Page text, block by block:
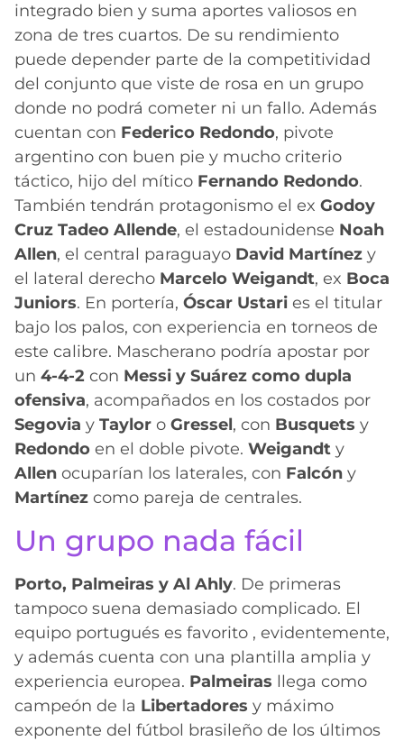
integrado bien y suma aportes valiosos en
zona de tres cuartos. De su rendimiento
puede depender parte de la competitividad
del conjunto que viste de rosa en un grupo
donde no podrá cometer ni un fallo. Además
cuentan con Federico Redondo, pivote
argentino con buen pie y mucho criterio
táctico, hijo del mítico Fernando Redondo.
También tendrán protagonismo el ex Godoy
Cruz Tadeo Allende, el estadounidense Noah
Allen, el central paraguayo David Martínez y
el lateral derecho Marcelo Weigandt, ex Boca
Juniors. En portería, Óscar Ustari es el titular
bajo los palos, con experiencia en torneos de
este calibre. Mascherano podría apostar por
un 4-4-2 con Messi y Suárez como dupla
ofensiva, acompañados en los costados por
Segovia y Taylor o Gressel, con Busquets y
Redondo en el doble pivote. Weigandt y
Allen ocuparían los laterales, con Falcón y
Martínez como pareja de centrales.
Un grupo nada fácil
Porto, Palmeiras y Al Ahly. De primeras
tampoco suena demasiado complicado. El
equipo portugués es favorito , evidentemente,
y además cuenta con una plantilla amplia y
experiencia europea. Palmeiras llega como
campeón de la Libertadores y máximo
exponente del fútbol brasileño de los últimos